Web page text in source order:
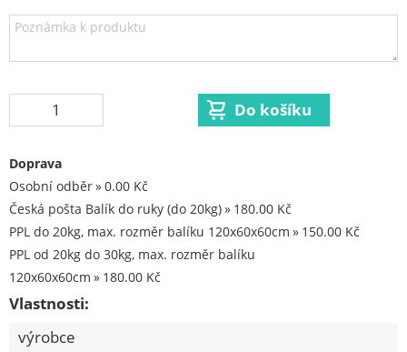
Vrtací nástroje, vykružováky, závity
Pilové kotouče
Spojovací materiál Hašpl
Stavební chemie DenBraven
Dedra nářadí
Železářství a domácí potřeby
Procraft
Doprava
Osobní odběr
0.00 Kč
Česká pošta Balík do ruky (do 20kg)
180.00 Kč
PPL do 20kg, max. rozměr balíku 120x60x60cm
150.00 Kč
PPL od 20kg do 30kg, max. rozměr balíku
120x60x60cm
180.00 Kč
Vlastnosti:
výrobce